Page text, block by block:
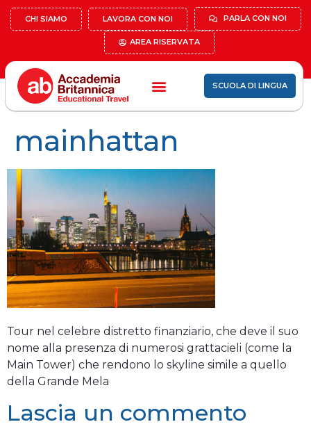
CHI SIAMO LAVORA CON NOI PARLA CON NOI
AREA RISERVATA
SCUOLA DI LINGUA
mainhattan
Tour nel celebre distretto finanziario, che deve il suo
nome alla presenza di numerosi grattacieli (come la
Main Tower) che rendono lo skyline simile a quello
della Grande Mela
Lascia un commento